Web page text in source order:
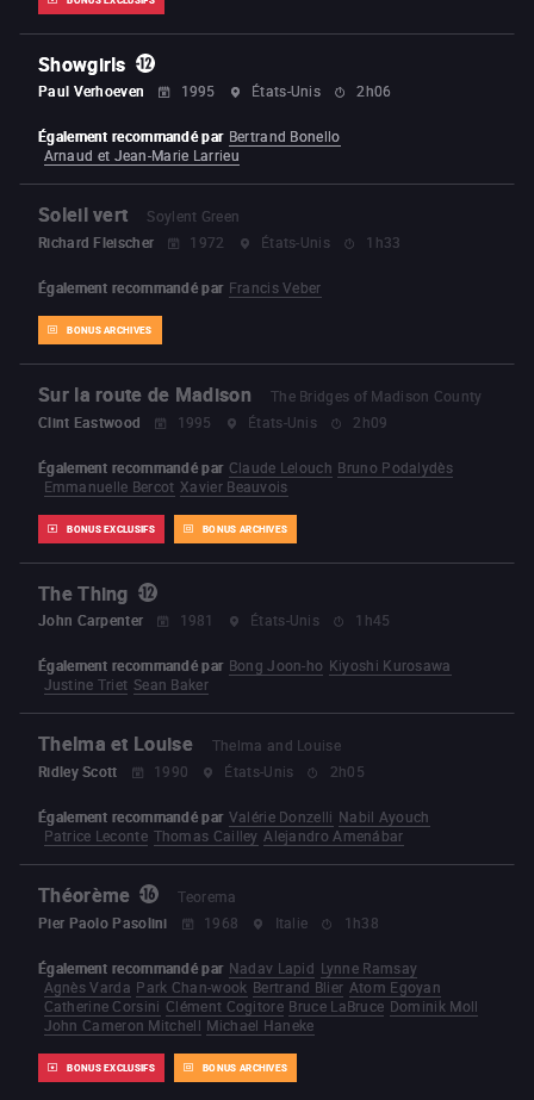
Showgirls
Paul Verhoeven 1995 États-Unis 2h06
Également recommandé par Bertrand Bonello
Arnaud et Jean-Marie Larrieu
Soleil vert
Soylent Green
Richard Fleischer
1972 États-Unis 1h33
BONUS ARCHIVES
Également recommandé par Francis Veber
Sur la route de Madison
The Bridges of Madison County
Clint Eastwood
1995 États-Unis 2h09
BONUS EXCLUSIFS BONUS ARCHIVES
Également recommandé par Claude Lelouch Bruno Podalydès
Emmanuelle Bercot Xavier Beauvois
The Thing
John Carpenter 1981 États-Unis 1h45
Également recommandé par Bong Joon-ho Kiyoshi Kurosawa
Justine Triet Sean Baker
Thelma et Louise
Thelma and Louise
Ridley Scott
1990 États-Unis 2h05
Également recommandé par Valérie Donzelli Nabil Ayouch
Patrice Leconte Thomas Cailley Alejandro Amenábar
Théorème
Teorema
Pier Paolo Pasolini
1968 Italie 1h38
BONUS EXCLUSIFS BONUS ARCHIVES
Également recommandé par Nadav Lapid Lynne Ramsay
Agnès Varda Park Chan-wook Bertrand Blier Atom Egoyan
Catherine Corsini Clément Cogitore Bruce LaBruce Dominik Moll
John Cameron Mitchell Michael Haneke